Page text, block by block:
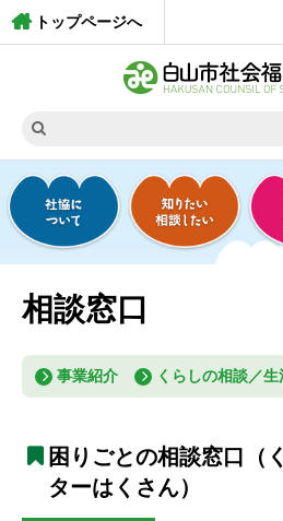
トップページへ
相談窓口
事業紹介 くらしの相談／
困りごとの相談窓口（
ターはくさん）